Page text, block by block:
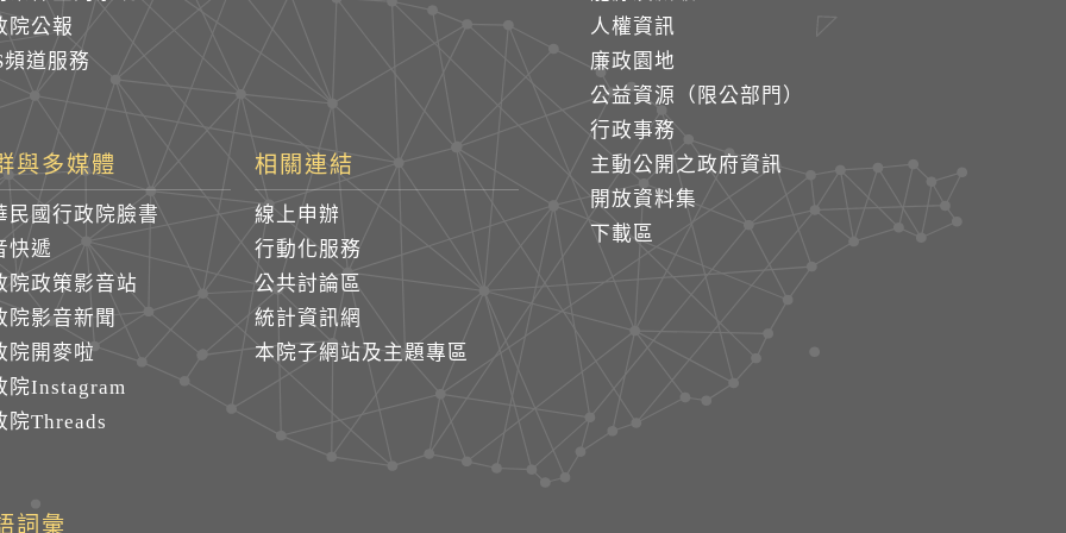
院公報
頻道服務
人權資訊
廉政園地
公益資源（限公部門）
行政事務
主動公開之政府資訊
開放資料集
下載區
與多媒體
民國行政院臉書
快遞
院政策影音站
院影音新聞
院開麥啦
院Instagram
院Threads
相關連結
線上申辦
行動化服務
公共討論區
統計資訊網
本院子網站及主題專區
詞彙